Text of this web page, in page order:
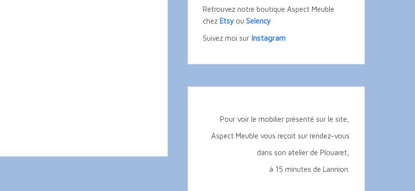
Retrouvez notre boutique Aspect Meuble
chez Etsy ou Selency
Suivez moi sur Instagram
Pour voir le mobilier présenté sur le site,
Aspect Meuble vous reçoit sur rendez-vous
dans son atelier de Plouaret,
à 15 minutes de Lannion.